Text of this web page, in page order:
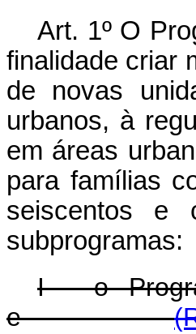
Art. 1º O
finalidade criar
de novas
urbanos, à
em áreas
para famílias
seiscentos e
I - o
e